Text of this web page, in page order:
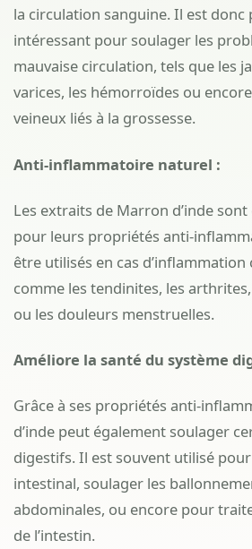
la circulation sanguine. Il est
intéressant pour soulager les
mauvaise circulation, tels que les
varices, les hémorroïdes ou
veineux liés à la grossesse.
Anti-inflammatoire naturel :
Les extraits de Marron d’inde
pour leurs propriétés anti-
être utilisés en cas
comme les tendinites, les
ou les douleurs menstruelles.
Améliore la santé du système
Grâce à ses propriétés anti-
d’inde peut également soulager
digestifs. Il est souvent utilisé
intestinal, soulager les
abdominales, ou encore pour
de l’intestin.